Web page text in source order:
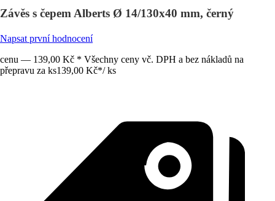
Závěs s čepem Alberts Ø 14/130x40 mm, černý
Napsat první hodnocení
cenu — 139,00 Kč * Všechny ceny vč. DPH a bez nákladů na
přepravu za ks139,00 Kč*/ ks